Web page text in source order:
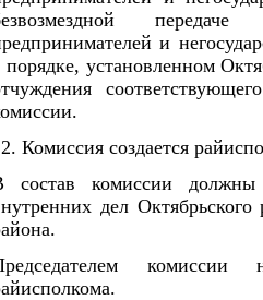
и
порядке, установленном
Комиссия создается
состав комиссии должны
дел
комиссии